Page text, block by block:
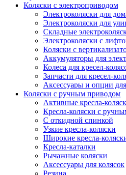
Коляски с электроприводом
Электроколяски для
Электроколяски для
Складные
Электроколяски с
Коляски с
Аккумуляторы для
Колеса для кресел-
Запчасти для кресел-
Аксессуары и опции
Коляски с ручным приводом
Активные кресла-
Кресла-коляски с
С откидной спинкой
Узкие кресла-коляски
Широкие кресла-
Кресла-каталки
Рычажные коляски
Аксессуары для колясок
Резина